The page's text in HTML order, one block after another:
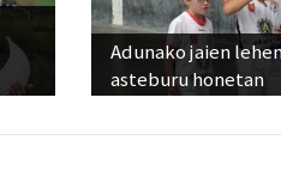
Adunako jaien
asteburu honetan